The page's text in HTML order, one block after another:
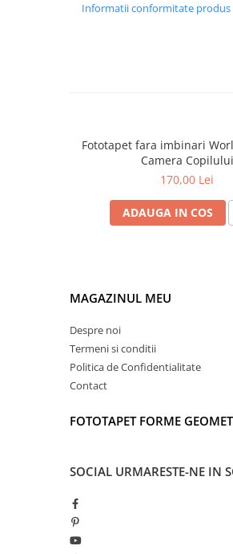
Informatii conformitate produs
Fototapet fara imbinari
Camera Copilului
170,00 Lei
ADAUGA IN COS
MAGAZINUL MEU
Despre noi
Termeni si conditii
Politica de Confidentialitate
Contact
FOTOTAPET FORME
SOCIAL URMARESTE-NE IN